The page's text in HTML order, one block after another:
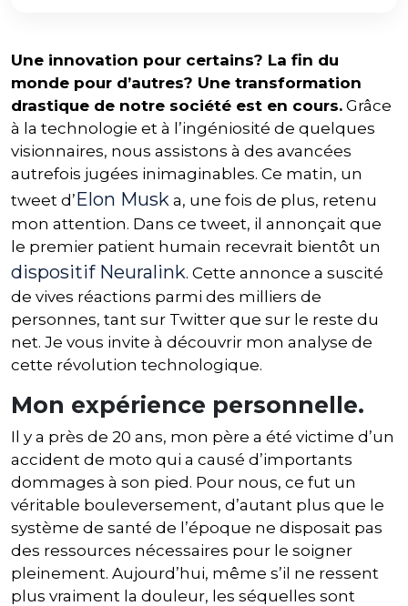
Une innovation pour certains? La fin du
monde pour d’autres? Une transformation
drastique de notre société est en cours. Grâce
à la technologie et à l’ingéniosité de quelques
visionnaires, nous assistons à des avancées
autrefois jugées inimaginables. Ce matin, un
tweet d’Elon Musk a, une fois de plus, retenu
mon attention. Dans ce tweet, il annonçait que
le premier patient humain recevrait bientôt un
dispositif Neuralink. Cette annonce a suscité
de vives réactions parmi des milliers de
personnes, tant sur Twitter que sur le reste du
net. Je vous invite à découvrir mon analyse de
cette révolution technologique.
Mon expérience personnelle.
Il y a près de 20 ans, mon père a été victime d’un
accident de moto qui a causé d’importants
dommages à son pied. Pour nous, ce fut un
véritable bouleversement, d’autant plus que le
système de santé de l’époque ne disposait pas
des ressources nécessaires pour le soigner
pleinement. Aujourd’hui, même s’il ne ressent
plus vraiment la douleur, les séquelles sont